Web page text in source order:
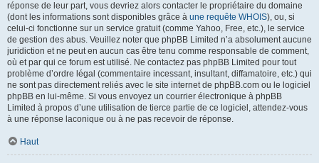
réponse de leur part, vous devriez alors contacter le propriétaire du domaine
(dont les informations sont disponibles grâce à une requête WHOIS), ou, si
celui-ci fonctionne sur un service gratuit (comme Yahoo, Free, etc.), le service
de gestion des abus. Veuillez noter que phpBB Limited n’a absolument aucune
juridiction et ne peut en aucun cas être tenu comme responsable de comment,
où et par qui ce forum est utilisé. Ne contactez pas phpBB Limited pour tout
problème d’ordre légal (commentaire incessant, insultant, diffamatoire, etc.) qui
ne sont pas directement reliés avec le site internet de phpBB.com ou le logiciel
phpBB en lui-même. Si vous envoyez un courrier électronique à phpBB
Limited à propos d’une utilisation de tierce partie de ce logiciel, attendez-vous
à une réponse laconique ou à ne pas recevoir de réponse.
Haut